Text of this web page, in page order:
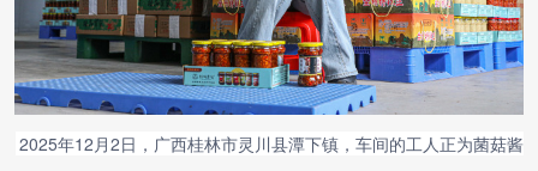
2025年12月2日，广西桂林市灵川县潭下镇，车间的工人正为菌菇酱